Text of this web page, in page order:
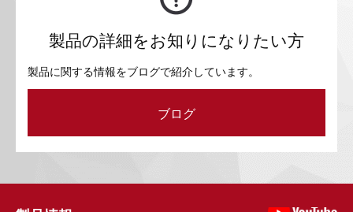
製品の詳細をお知りになりたい方
製品に関する情報をブログで紹介しています。
ブログ